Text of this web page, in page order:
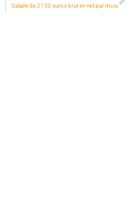
Salaire de 2150 euros brut en net par mois